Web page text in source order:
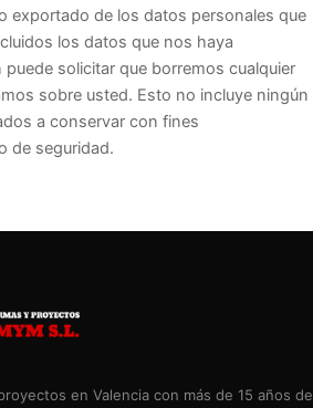
exportado de los datos personales que
los datos que nos haya
solicitar que borremos cualquier
sobre usted. Esto no incluye ningún
a conservar con fines
de seguridad.
en Valencia con más de 15 años de